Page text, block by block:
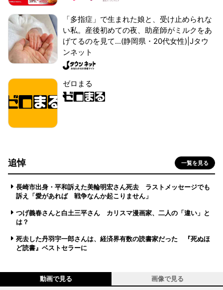
「多指症」で生まれた娘と、受け止められな
い私。産後初めての夜、助産師がミルクをあ
げてるのを見て...(静岡県・20代女性)|Jタウ
ンネット
ゼロまる
追悼 一覧を見る
長崎市出身・平和訴えた美輪明宏さん死去 ラストメッセージでも
訴え「愛があれば 戦争なんか起こりません」
つげ義春さんと白土三平さん カリスマ漫画家、二人の「違い」と
は？
死去した丹羽宇一郎さんは、経済界有数の読書家だった 『死ぬほ
ど読書』ベストセラーに
動画で見る 画像で見る